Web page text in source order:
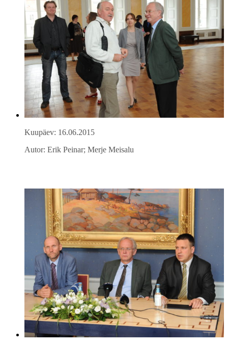
Kuupäev: 16.06.2015
Autor: Erik Peinar; Merje Meisalu